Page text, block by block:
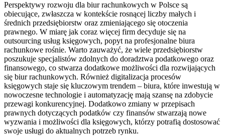
Perspektywy rozwoju dla biur rachunkowych w Polsce są
obiecujące, zwłaszcza w kontekście rosnącej liczby małych i
średnich przedsiębiorstw oraz zmieniającego się otoczenia
prawnego. W miarę jak coraz więcej firm decyduje się na
outsourcing usług księgowych, popyt na profesjonalne biura
rachunkowe rośnie. Warto zauważyć, że wiele przedsiębiorstw
poszukuje specjalistów zdolnych do doradztwa podatkowego oraz
finansowego, co stwarza dodatkowe możliwości dla rozwijających
się biur rachunkowych. Również digitalizacja procesów
księgowych staje się kluczowym trendem – biura, które inwestują w
nowoczesne technologie i automatyzację mają szansę na zdobycie
przewagi konkurencyjnej. Dodatkowo zmiany w przepisach
prawnych dotyczących podatków czy finansów stwarzają nowe
wyzwania i możliwości dla księgowych, którzy potrafią dostosować
swoje usługi do aktualnych potrzeb rynku.